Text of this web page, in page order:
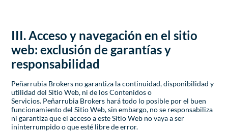
III. Acceso y navegación en el sitio
web: exclusión de garantías y
responsabilidad
Peñarrubia Brokers no garantiza la continuidad, disponibilidad y
utilidad del Sitio Web, ni de los Contenidos o
Servicios. Peñarrubia Brokers hará todo lo posible por el buen
funcionamiento del Sitio Web, sin embargo, no se responsabiliza
ni garantiza que el acceso a este Sitio Web no vaya a ser
ininterrumpido o que esté libre de error.